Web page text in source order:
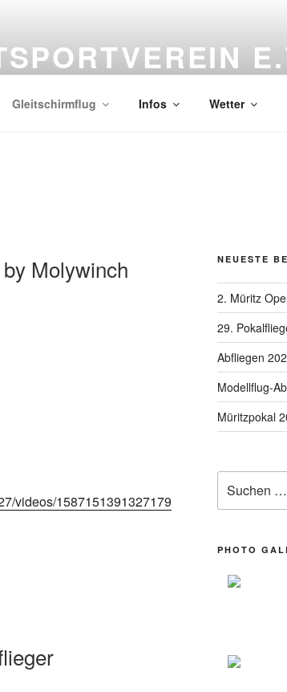
Gleitschirmflug Infos Wetter
Molywinch
videos/1587151391327179
NEUESTE
2. Müritz
29.
Abfliegen
Modellflug-
Müritzpokal
PHOTO